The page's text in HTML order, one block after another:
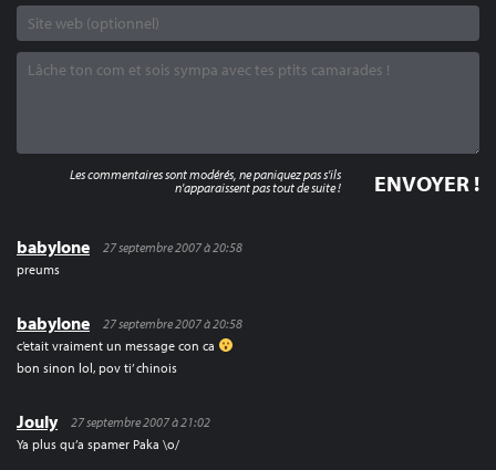
babylone
27 septembre 2007 à 20:58
preums
babylone
27 septembre 2007 à 20:58
c’etait vraiment un message con ca
bon sinon lol, pov ti’ chinois
Jouly
27 septembre 2007 à 21:02
Ya plus qu’a spamer Paka \o/
Les commentaires sont modérés, ne paniquez pas s'ils
n'apparaissent pas tout de suite !